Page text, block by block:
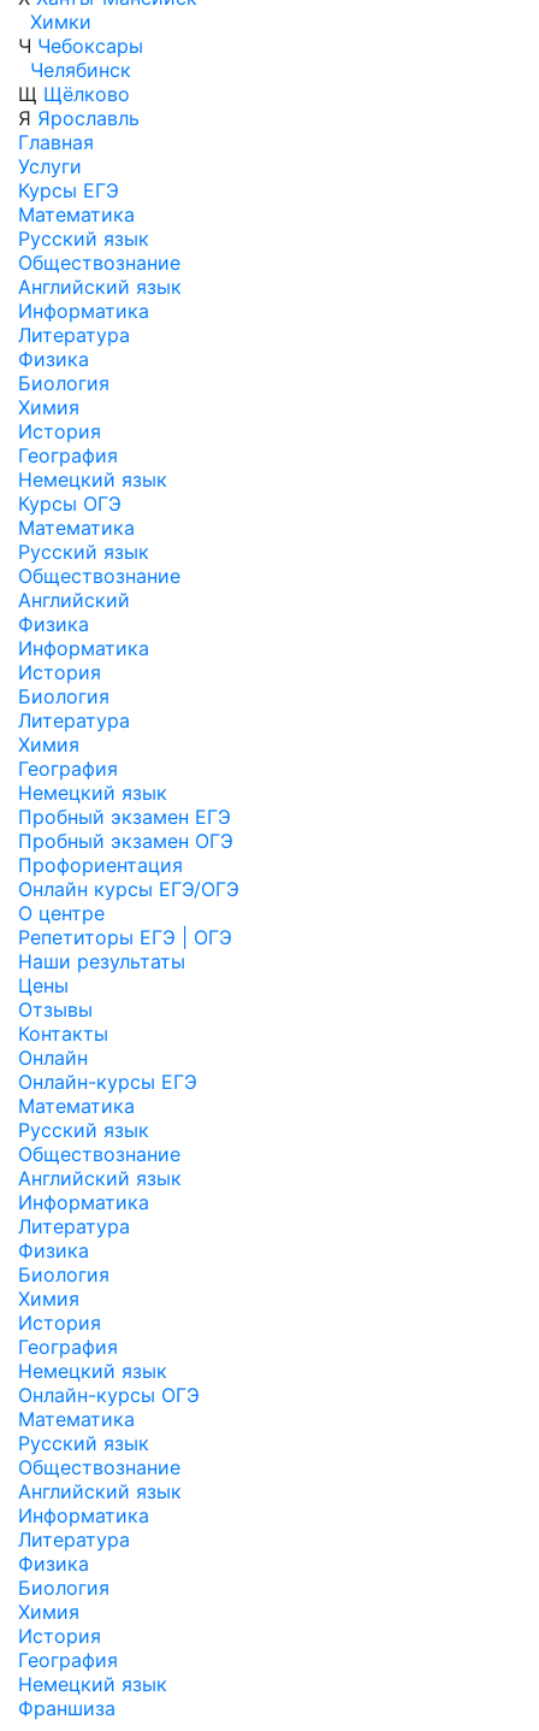
Химки
Ч Чебоксары
Челябинск
Щ Щёлково
Я Ярославль
Главная
Услуги
Курсы ЕГЭ
Математика
Русский язык
Обществознание
Английский язык
Информатика
Литература
Физика
Биология
Химия
История
География
Немецкий язык
Курсы ОГЭ
Математика
Русский язык
Обществознание
Английский
Физика
Информатика
История
Биология
Литература
Химия
География
Немецкий язык
Пробный экзамен ЕГЭ
Пробный экзамен ОГЭ
Профориентация
Онлайн курсы ЕГЭ/ОГЭ
О центре
Репетиторы ЕГЭ | ОГЭ
Наши результаты
Цены
Отзывы
Контакты
Онлайн
Онлайн-курсы ЕГЭ
Математика
Русский язык
Обществознание
Английский язык
Информатика
Литература
Физика
Биология
Химия
История
География
Немецкий язык
Онлайн-курсы ОГЭ
Математика
Русский язык
Обществознание
Английский язык
Информатика
Литература
Физика
Биология
Химия
История
География
Немецкий язык
Франшиза